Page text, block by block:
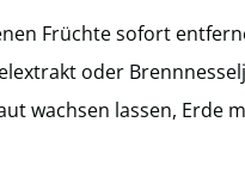
Früchte sofort
oder
wachsen lassen, Erde